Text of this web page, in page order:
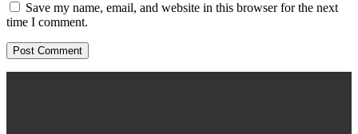
Save my name, email, and website in this browser for the next
time I comment.